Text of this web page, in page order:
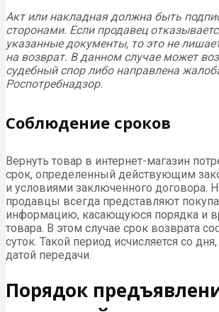
Акт или накладная должна быть
сторонами. Если продавец
указанные документы, то это не
на возврат. В данном случае может
судебный спор либо направлена
Роспотребнадзор.
Соблюдение сроков
Вернуть товар в интернет-магазин
срок, определенный действующим
и условиями заключенного договора.
продавцы всегда представляют
информацию, касающуюся порядка и
товара. В этом случае срок возврата
суток. Такой период исчисляется со
датой передачи.
Порядок